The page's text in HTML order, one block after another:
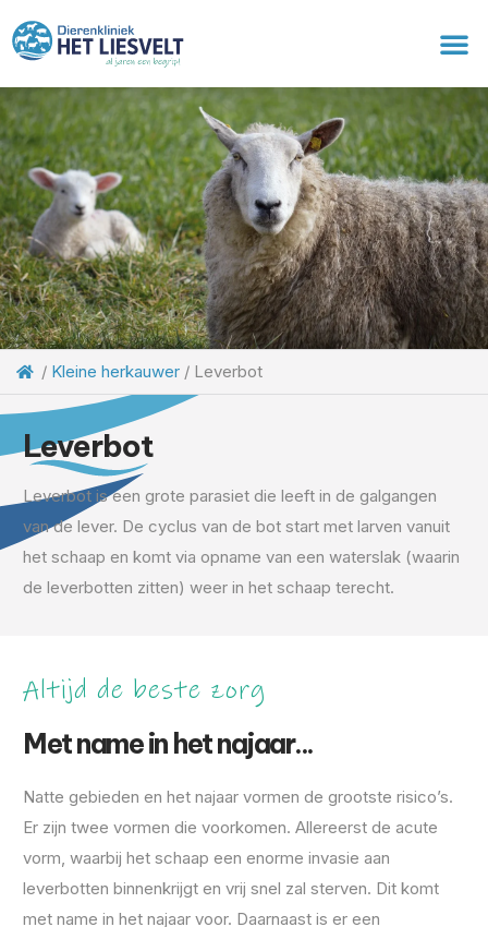
/ Kleine herkauwer/ Leverbot
Leverbot
Leverbot is een grote parasiet die leeft in de galgangen
van de lever. De cyclus van de bot start met larven vanuit
het schaap en komt via opname van een waterslak (waarin
de leverbotten zitten) weer in het schaap terecht.
Altijd de beste zorg
Met name in het najaar...
Natte gebieden en het najaar vormen de grootste risico’s.
Er zijn twee vormen die voorkomen. Allereerst de acute
vorm, waarbij het schaap een enorme invasie aan
leverbotten binnenkrijgt en vrij snel zal sterven. Dit komt
met name in het najaar voor. Daarnaast is er een